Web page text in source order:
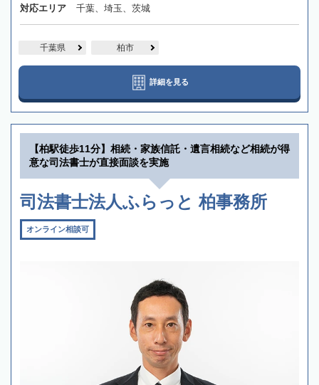
対応エリア 千葉、埼玉、茨城
千葉県 柏市
詳細を見る
【柏駅徒歩11分】相続・家族信託・遺言相続など相続が得
意な司法書士が直接面談を実施
司法書士法人ふらっと 柏事務所
オンライン相談可